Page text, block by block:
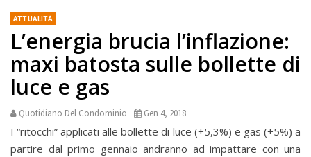
ATTUALITÀ
L’energia brucia l’inflazione:
maxi batosta sulle bollette di
luce e gas
Quotidiano Del Condominio Gen 4, 2018
I “ritocchi” applicati alle bollette di luce (+5,3%) e gas (+5%) a
partire dal primo gennaio andranno ad impattare con una